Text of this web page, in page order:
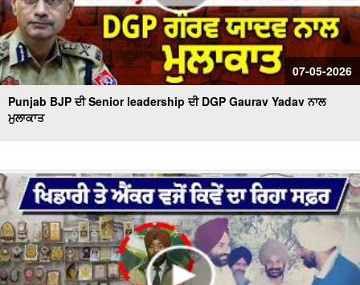
07-05-2026
Punjab BJP ਦੀ Senior leadership ਦੀ DGP Gaurav Yadav ਨਾਲ
ਮੁਲਾਕਾਤ